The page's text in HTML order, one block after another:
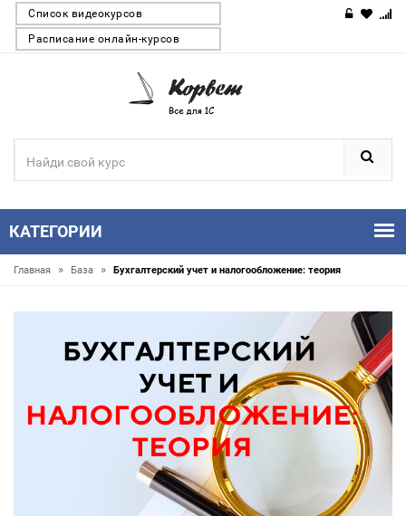
Список видеокурсов
Расписание онлайн-курсов
КАТЕГОРИИ
Главная » База » Бухгалтерский учет и налогообложение: теория